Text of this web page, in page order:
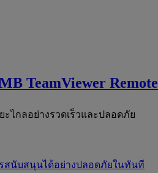
TeamViewer Remote
ไกลอย่างรวดเร็วและปลอดภัย
สนับสนุนได้อย่างปลอดภัยในทันที